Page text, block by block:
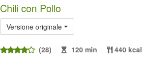
Chili con Pollo
Versione originale
(28) 120 min 440 kcal